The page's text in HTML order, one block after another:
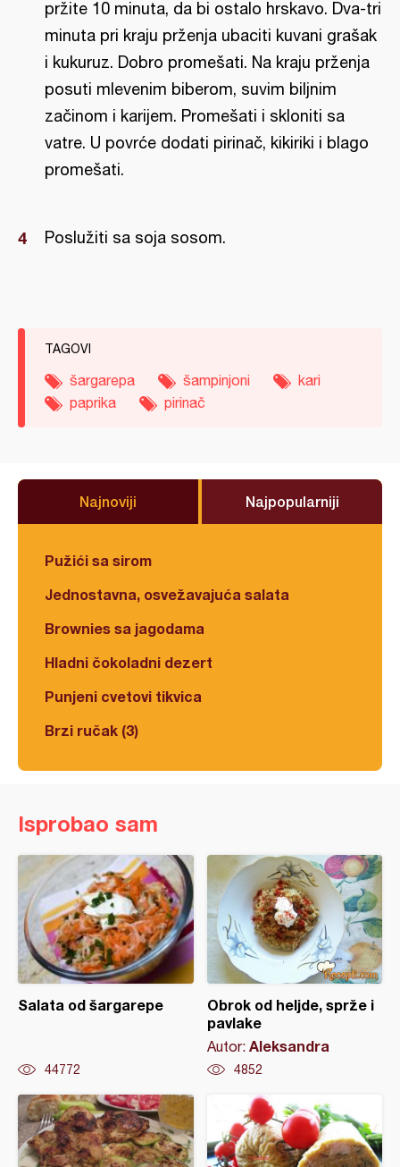
pržite 10 minuta, da bi ostalo hrskavo. Dva-tri
minuta pri kraju prženja ubaciti kuvani grašak
i kukuruz. Dobro promešati. Na kraju prženja
posuti mlevenim biberom, suvim biljnim
začinom i karijem. Promešati i skloniti sa
vatre. U povrće dodati pirinač, kikiriki i blago
promešati.
Poslužiti sa soja sosom.
TAGOVI
šargarepa šampinjoni
kari
paprika
pirinač
Najnoviji Najpopularniji
Pužići sa sirom
Jednostavna, osvežavajuća salata
Brownies sa jagodama
Hladni čokoladni dezert
Punjeni cvetovi tikvica
Brzi ručak (3)
Isprobao sam
Salata od šargarepe
44772
Obrok od heljde, sprže i
pavlake
Autor: Aleksandra
4852